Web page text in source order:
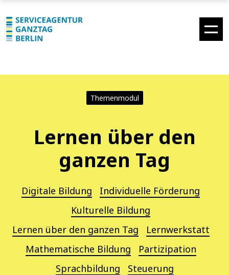
Themenmodul
Lernen über den
ganzen Tag
Digitale Bildung
Individuelle Förderung
Kulturelle Bildung
Lernen über den ganzen Tag
Lernwerkstatt
Mathematische Bildung
Partizipation
Sprachbildung
Steuerung